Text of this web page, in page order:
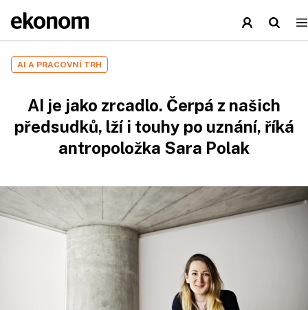
AI A PRACOVNÍ TRH
AI je jako zrcadlo. Čerpá z našich
předsudků, lží i touhy po uznání, říká
antropoložka Sara Polak